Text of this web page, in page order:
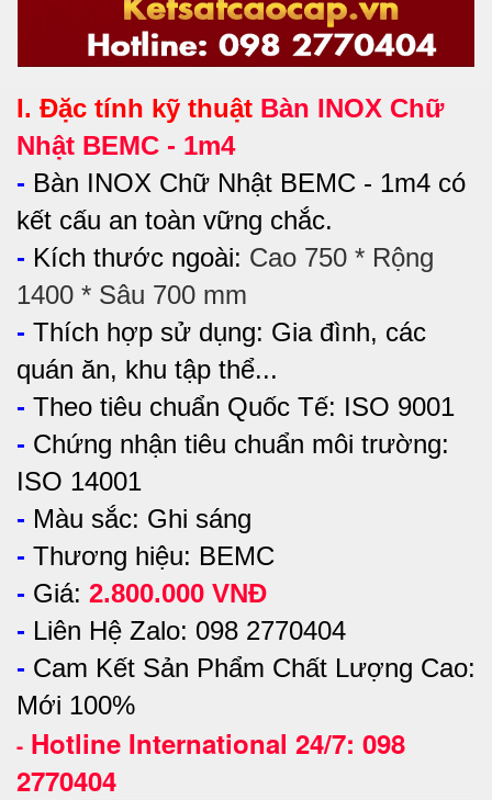
I. Đặc tính kỹ thuật Bàn INOX Chữ
Nhật BEMC - 1m4
- Bàn INOX Chữ Nhật BEMC - 1m4 có
kết cấu an toàn vững chắc.
- Kích thước ngoài: Cao 750 * Rộng
1400 * Sâu 700 mm
- Thích hợp sử dụng: Gia đình, các
quán ăn, khu tập thể...
- Theo tiêu chuẩn Quốc Tế: ISO 9001
- Chứng nhận tiêu chuẩn môi trường:
ISO 14001
- Màu sắc: Ghi sáng
- Thương hiệu: BEMC
- Giá: 2.800.000 VNĐ
- Liên Hệ Zalo: 098 2770404
- Cam Kết Sản Phẩm Chất Lượng Cao:
Mới 100%
- Hotline International 24/7: 098
2770404